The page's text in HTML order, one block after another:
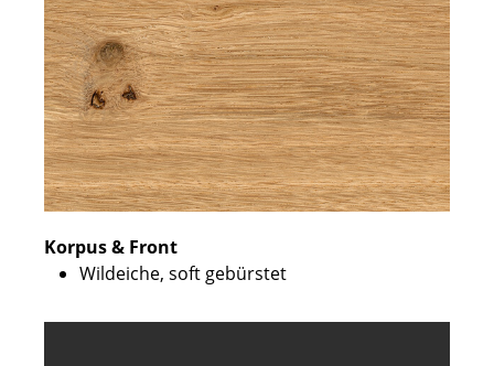
Korpus & Front
Wildeiche, soft gebürstet